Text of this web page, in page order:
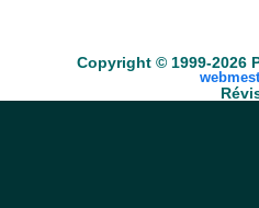
Copyright © 1999-2026